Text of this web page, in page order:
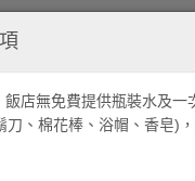
房STEP.1-F
店無免費提供瓶裝水及一
刀、棉花棒、浴帽、香皂)